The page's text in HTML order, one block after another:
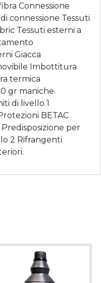
Connessione
connessione Tessuti
Tessuti esterni a
Giacca
Imbottitura
termica
gr maniche.
di livello 1
BETAC
per
2 Rifrangenti